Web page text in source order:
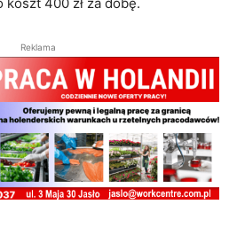
Reklama